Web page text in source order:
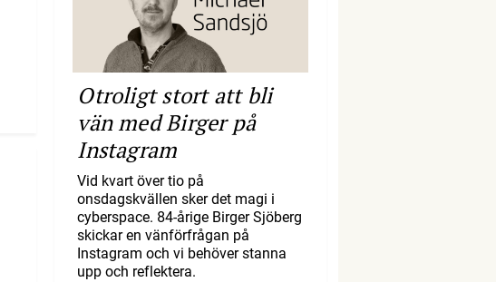
Otroligt stort att bli
vän med Birger på
Instagram
Vid kvart över tio på
onsdagskvällen sker det magi i
cyberspace. 84-årige Birger Sjöberg
skickar en vänförfrågan på
Instagram och vi behöver stanna
upp och reflektera.